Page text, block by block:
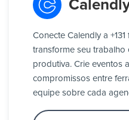
Conecte Calendly a
transforme seu trabalho
produtiva. Crie eventos
compromissos entre
equipe sobre cada